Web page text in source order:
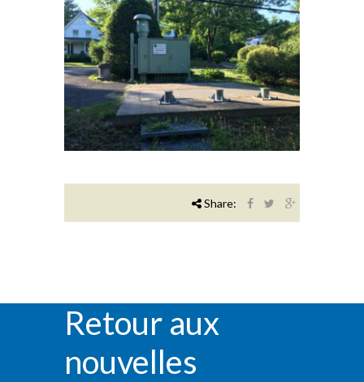
Share:
Retour aux
nouvelles